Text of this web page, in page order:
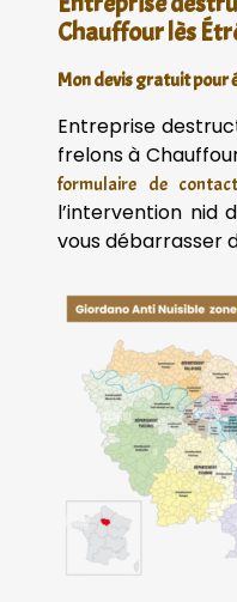
Chauffour lès
Mon devis gratuit pour
Entreprise
frelons à
formulaire de
l’intervention nid
vous débarrasser